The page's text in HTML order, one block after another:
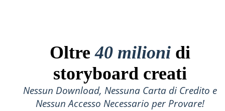
Oltre40 milioni di
storyboard creati
Nessun Download, Nessuna Carta di Credito e
Nessun Accesso Necessario per Provare!